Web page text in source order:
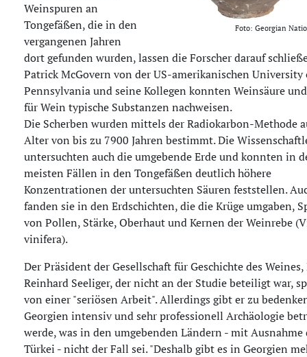
Foto: Georgian
Weinspuren an
Tongefäßen, die in den
vergangenen Jahren
dort gefunden wurden, lassen die Forscher darauf
Patrick McGovern von der US-amerikanischen University
Pennsylvania und seine Kollegen konnten Weinsäure
für Wein typische Substanzen nachweisen.
Die Scherben wurden mittels der Radiokarbon-Methode
Alter von bis zu 7900 Jahren bestimmt. Die
untersuchten auch die umgebende Erde und konnten in
meisten Fällen in den Tongefäßen deutlich höhere
Konzentrationen der untersuchten Säuren feststellen.
fanden sie in den Erdschichten, die die Krüge umgaben,
von Pollen, Stärke, Oberhaut und Kernen der Weinrebe
vinifera).
Der Präsident der Gesellschaft für Geschichte des Weines,
Reinhard Seeliger, der nicht an der Studie beteiligt war,
von einer "seriösen Arbeit". Allerdings gibt er zu
Georgien intensiv und sehr professionell Archäologie
werde, was in den umgebenden Ländern - mit Ausnahme
Türkei - nicht der Fall sei. "Deshalb gibt es in Georgien